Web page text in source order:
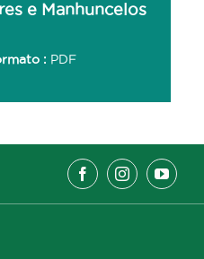
e Manhuncelos
: PDF